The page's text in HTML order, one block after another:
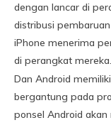
dengan lancar di
distribusi
iPhone menerima
di perangkat mereka.
Dan Android
bergantung pada
ponsel Android